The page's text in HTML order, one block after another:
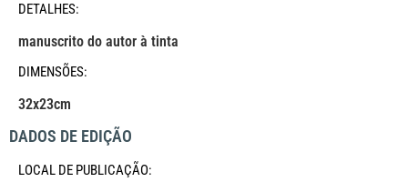
DETALHES:
manuscrito do autor à tinta
DIMENSÕES:
32x23cm
DADOS DE EDIÇÃO
LOCAL DE PUBLICAÇÃO: